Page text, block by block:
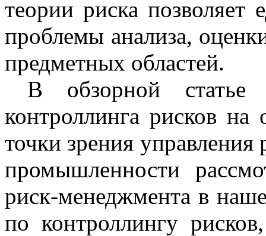
теории риска позволяет
проблемы анализа,
предметных областей.
В обзорной статье
контроллинга рисков
точки зрения
промышленности
риск-менеджмента в
по контроллингу